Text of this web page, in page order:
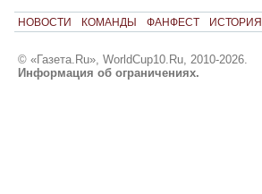
НОВОСТИ КОМАНДЫ ФАНФЕСТ ИСТОРИЯ
© «Газета.Ru», WorldCup10.Ru, 2010-2026.
Информация об ограничениях.